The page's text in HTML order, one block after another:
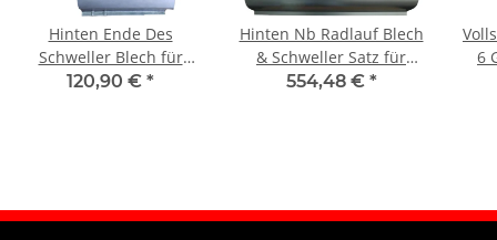
Hinten Ende Des
Schweller Blech für
Mazda 6 2002 - 2007
120,90 € *
Hinten Nb Radlauf Blech
& Schweller Satz für
Mazda Mx - 5 1998 -
554,48 € *
6